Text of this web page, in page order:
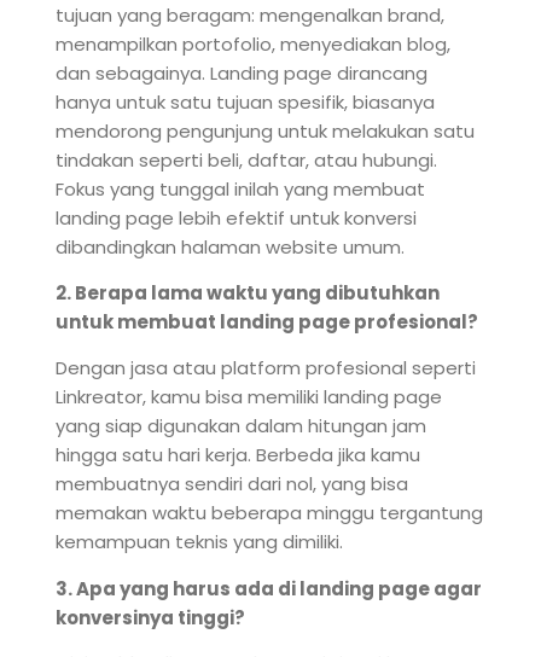
tujuan yang beragam: mengenalkan brand,
menampilkan portofolio, menyediakan blog,
dan sebagainya. Landing page dirancang
hanya untuk satu tujuan spesifik, biasanya
mendorong pengunjung untuk melakukan satu
tindakan seperti beli, daftar, atau hubungi.
Fokus yang tunggal inilah yang membuat
landing page lebih efektif untuk konversi
dibandingkan halaman website umum.
2. Berapa lama waktu yang dibutuhkan
untuk membuat landing page profesional?
Dengan jasa atau platform profesional seperti
Linkreator, kamu bisa memiliki landing page
yang siap digunakan dalam hitungan jam
hingga satu hari kerja. Berbeda jika kamu
membuatnya sendiri dari nol, yang bisa
memakan waktu beberapa minggu tergantung
kemampuan teknis yang dimiliki.
3. Apa yang harus ada di landing page agar
konversinya tinggi?